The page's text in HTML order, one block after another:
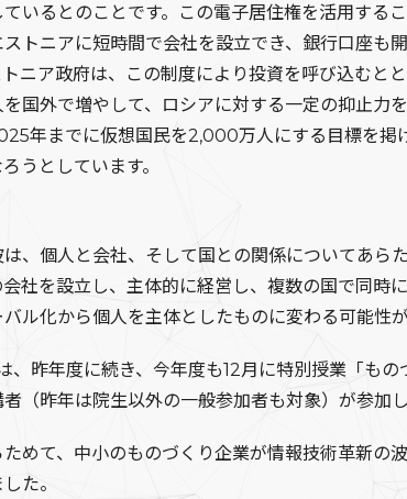
いるとのことです。この電子居住権を活用するこ
トニアに短時間で会社を設立でき、銀行口座も
ニア政府は、この制度により投資を呼び込むとと
国外で増やして、ロシアに対する一定の抑止力
年までに仮想国民を2,000万人にする目標を掲
うとしています。
、個人と会社、そして国との関係についてあら
会社を設立し、主体的に経営し、複数の国で同
ル化から個人を主体としたものに変わる可能性が
、昨年度に続き、今年度も12月に特別授業「も
（昨年は院生以外の一般参加者も対象）が参加
めて、中小のものづくり企業が情報技術革新
た。